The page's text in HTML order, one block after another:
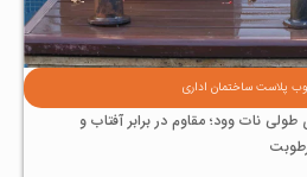
پلاست ساختمان اداری
نات وود؛ مقاوم در برابر آفتاب و